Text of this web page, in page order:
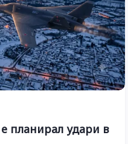
планирал удари в